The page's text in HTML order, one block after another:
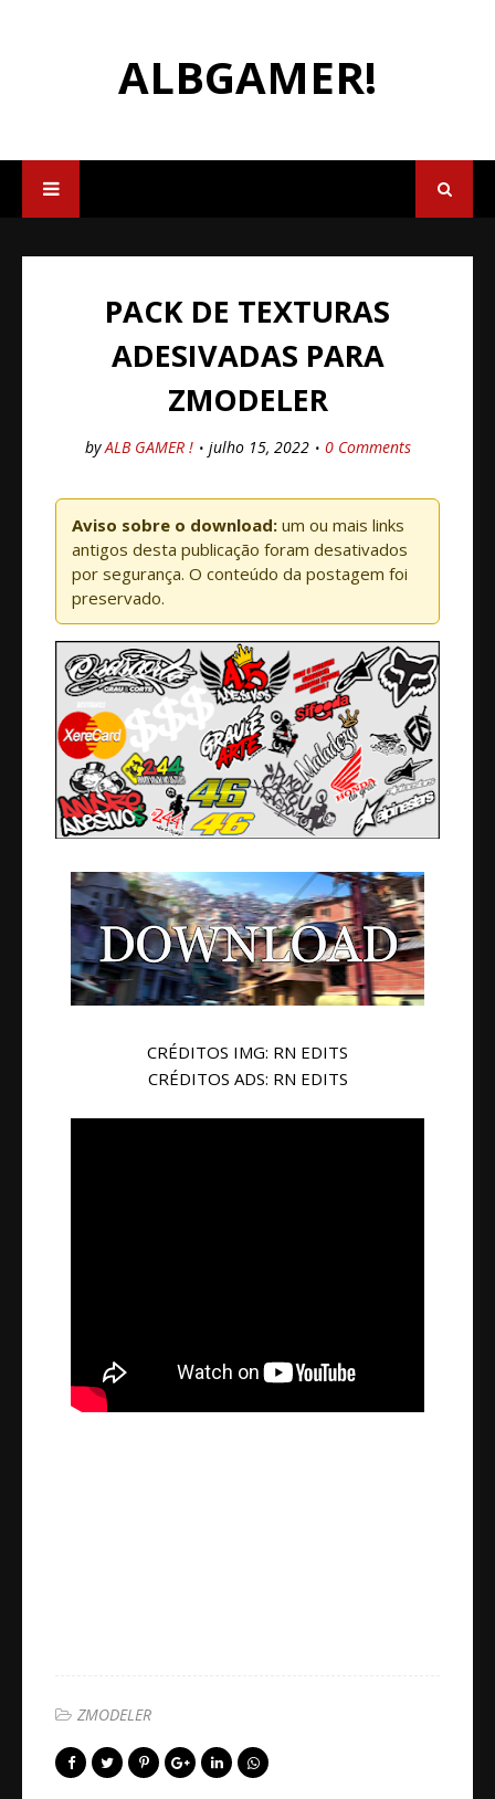
ALBGAMER!
PACK DE TEXTURAS
ADESIVADAS PARA
ZMODELER
by ALB GAMER ! julho 15, 2022 0 Comments
Aviso sobre o download: um ou mais links
antigos desta publicação foram desativados
por segurança. O conteúdo da postagem foi
preservado.
CRÉDITOS IMG: RN EDITS
CRÉDITOS ADS: RN EDITS
ZMODELER